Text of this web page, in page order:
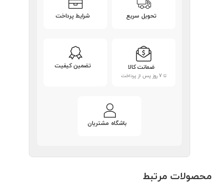
تحویل سریع شرایط پرداخت
ضمانت کالا
تا 7 روز پس از پرداخت
تضمین کیفیت
باشگاه مشتریان
محصولات مرتبط